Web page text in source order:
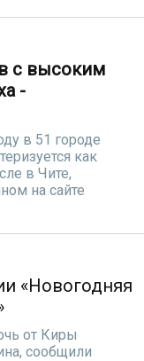
с высоким
-
в 51 городе
как
в Чите,
на сайте
«Нов­огодняя
от Киры
сообщили